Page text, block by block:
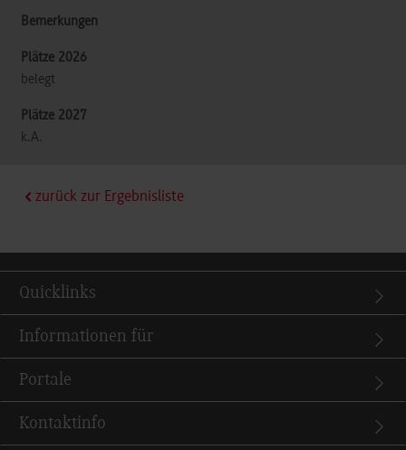
belegt
k.A.
zurück zur Ergebnisliste
Quicklinks
Informationen für
Portale
Kontaktinfo